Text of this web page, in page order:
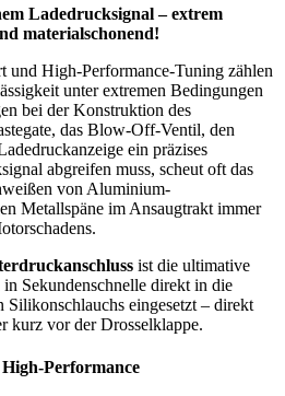
Ladedrucksignal – extrem
materialschonend!
und High-Performance-Tuning zählen
unter extremen Bedingungen
bei der Konstruktion des
das Blow-Off-Ventil, den
ein präzises
abgreifen muss, scheut oft das
von Aluminium-
Metallspäne im Ansaugtrakt immer
ist die ultimative
Sekundenschnelle direkt in die
Silikonschlauchs eingesetzt – direkt
kurz vor der Drosselklappe.
Performance